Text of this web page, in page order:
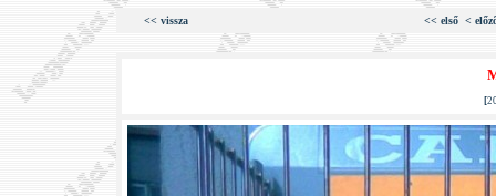
<< vissza << első <
[